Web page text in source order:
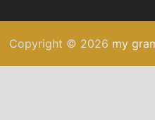
Copyright © 2026 my